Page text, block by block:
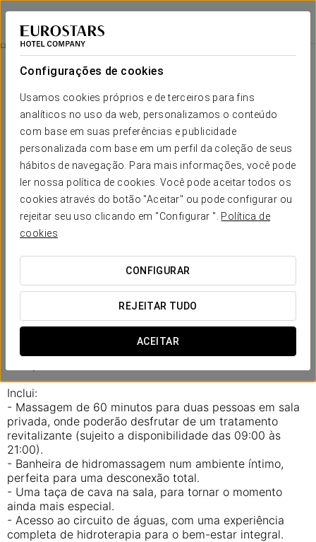
Configurações de cookies
Usamos cookies próprios e de terceiros para fins
analíticos no uso da web, personalizamos o conteúdo
com base em suas preferências e publicidade
personalizada com base em um perfil da coleção de seus
hábitos de navegação. Para mais informações, você pode
ler nossa política de cookies. Você pode aceitar todos os
cookies através do botão "Aceitar" ou pode configurar ou
rejeitar seu uso clicando em "Configurar ". Política de
cookies
CONFIGURAR
REJEITAR TUDO
ACEITAR
Áurea Ana Palace Hotel
BUDAPESTE
Experiência Relax Premium
249€ por casal
Experiência Relax Premium
Viva uma experiência única de relaxamento e luxo no
Mergulhe no luxo com a nossa Experiência Relax
Premium, pensada para lhe proporcionar momentos de
puro bem-estar num ambiente exclusivo. Relaxe com
alguém especial e deixe-se levar por sensações
Inclui:
- Massagem de 60 minutos para duas pessoas em sala
privada, onde poderão desfrutar de um tratamento
revitalizante (sujeito a disponibilidade das 09:00 às
21:00).
- Banheira de hidromassagem num ambiente íntimo,
perfeita para uma desconexão total.
- Uma taça de cava na sala, para tornar o momento
ainda mais especial.
- Acesso ao circuito de águas, com uma experiência
completa de hidroterapia para o bem-estar integral.